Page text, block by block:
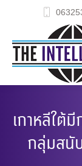
เกาหลีใต้
กลุ่มสนั